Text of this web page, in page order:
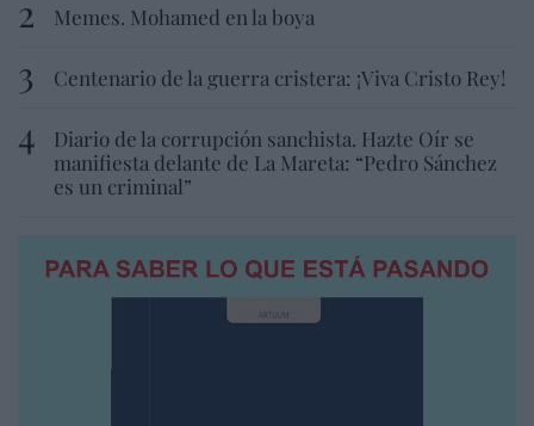
Memes. Mohamed en la boya
Centenario de la guerra cristera: ¡Viva Cristo Rey!
Diario de la corrupción sanchista. Hazte Oír se
manifiesta delante de La Mareta: “Pedro Sánchez
es un criminal”